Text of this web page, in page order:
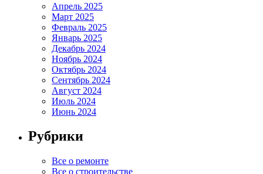
Апрель 2025
Март 2025
Февраль 2025
Январь 2025
Декабрь 2024
Ноябрь 2024
Октябрь 2024
Сентябрь 2024
Август 2024
Июль 2024
Июнь 2024
Рубрики
Все о ремонте
Все о строительстве